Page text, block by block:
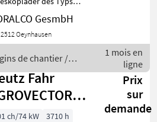
Targo K 50 aus dem
2001. Die Maschine
von Caterpillar (UK)
bewährter
GesmbH
2512 Oeynhausen
de chantier /
1 mois en
ligne
Fahr
Prix
sur
demande
ch/74 kW
3710 h